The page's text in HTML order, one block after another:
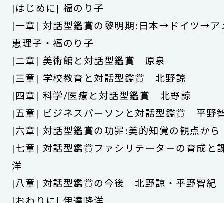
|はじめに| 福のり子
|一章| 対話型鑑賞の黎明期:日本→ドイツ→
恵理子・福のり子
|二章| 美術館と対話型鑑賞 原泉
|三章| 学校教育と対話型鑑賞 北野諒
|四章| 科学/医療と対話型鑑賞 北野諒
|五章| ビジネスパーソンと対話型鑑賞 平野
|六章| 対話型鑑賞の功罪:美的知覚の観点か
|七章| 対話型鑑賞ファシリテーターの育成
洋
|八章| 対話型鑑賞の今後 北野諒・平野智紀